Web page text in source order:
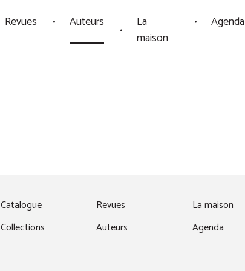
Revues Auteurs
La
maison
Agenda
Catalogue
Collections
Revues
Auteurs
La maison
Agenda